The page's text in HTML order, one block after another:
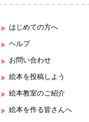
はじめての方へ
ヘルプ
お問い合わせ
絵本を投稿しよう
絵本教室のご紹介
絵本を作る皆さんへ